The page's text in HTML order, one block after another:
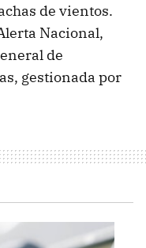
de vientos.
Nacional,
de
gestionada por